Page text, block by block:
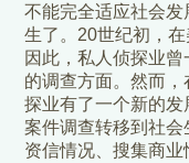
不能完全适应社会
生了。20世纪初，
因此，私人侦探业
的调查方面。然而
探业有了一个新的
案件调查转移到社
资信情况、搜集商